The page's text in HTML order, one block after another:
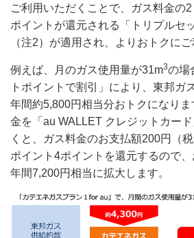
ご利用いただくことで、ガス料金の
ポイントが還元される「トリプルセ
（注2）が適用され、よりおトクに
例えば、月のガス使用量が31m3の場
トポイントで割引」により、東邦ガ
年間約5,800円相当分おトクになり
金を「au WALLET クレジットカー
くと、ガス料金のお支払額200円（
ポイント4ポイントを還元するので
年間7,200円相当に拡大します。